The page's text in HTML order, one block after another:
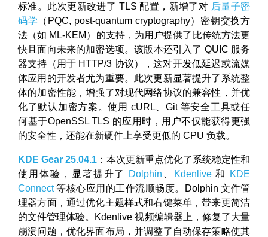
标准。此次更新改进了 TLS 配置，新增了对 后量子密
码学 （PQC, post-quantum cryptography）密钥交换方
法（如 ML-KEM）的支持，为用户提供了比传统方法更
快且面向未来的加密选项。该版本还引入了 QUIC 服务
器支持（用于 HTTP/3 协议），这对开发低延迟或流媒
体应用的开发者尤为重要。此次更新显著提升了系统整
体的加密性能，增强了对现代网络协议的兼容性，并优
化了默认加密方案。使用 cURL、Git 等安全工具或任
何基于OpenSSL TLS 的应用时，用户不仅能获得更强
的安全性，还能在新硬件上享受更低的 CPU 负载。
KDE Gear 25.04.1 ：本次更新重点优化了系统稳定性和
使用体验，显著提升了 Dolphin Kdenlive 和
KDE
Connect等核心应用的工作流顺畅度。Dolphin 文件管
理器方面，通过优化主题样式和右键菜单，带来更简洁
的文件管理体验。Kdenlive 视频编辑器上，修复了大量
崩溃问题，优化界面布局，并调整了自动保存策略使其